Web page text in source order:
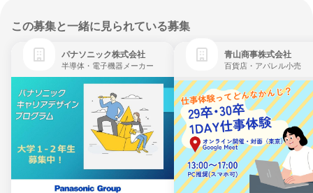
この募集と一緒に見られている募集
パナソニック株式会社
半導体・電子機器メーカー
青山商事株式会社
百貨店・アパレル小売